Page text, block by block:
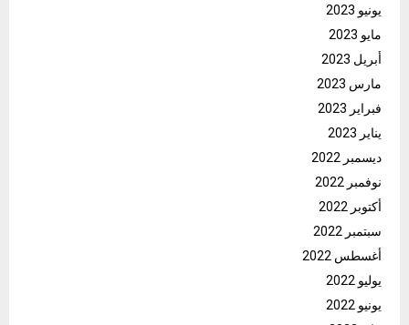
يونيو 2023
مايو 2023
أبريل 2023
مارس 2023
فبراير 2023
يناير 2023
ديسمبر 2022
نوفمبر 2022
أكتوبر 2022
سبتمبر 2022
أغسطس 2022
يوليو 2022
يونيو 2022